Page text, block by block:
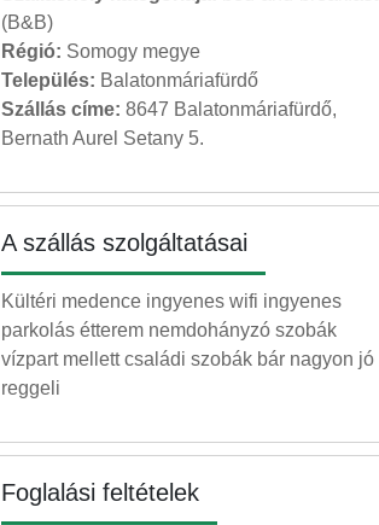
(B&B)
Régió: Somogy megye
Település: Balatonmáriafürdő
Szállás címe: 8647 Balatonmáriafürdő,
Bernath Aurel Setany 5.
A szállás szolgáltatásai
Kültéri medence ingyenes wifi ingyenes
parkolás étterem nemdohányzó szobák
vízpart mellett családi szobák bár nagyon jó
reggeli
Foglalási feltételek